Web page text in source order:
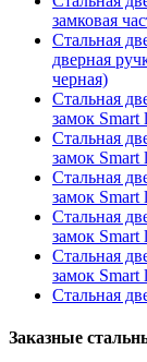
замковая
Стальная
дверная
черная)
Стальная
замок Smart
Стальная
замок Smart
Стальная
замок Smart
Стальная
замок
Стальная
замок
Стальная
Заказные